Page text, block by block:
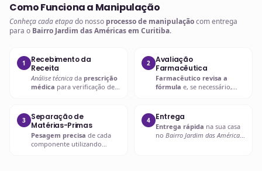
Como Funciona a Manipulação
Conheça cada etapado nosso processo de manipulaçãocom entrega
para o Bairro Jardim das Américas em Curitiba.
1
Recebimento da
Receita
Análise técnica da prescrição
médica para verificação de
2
Avaliação
Farmacêutica
Farmacêutico revisa a
fórmula e, se necessário,
esclarecimentos.
3
Separação de
Matérias-Primas
Pesagem precisa de cada
componente utilizando
4 Entrega
Entrega rápida na sua casa
no Bairro Jardim das Américas